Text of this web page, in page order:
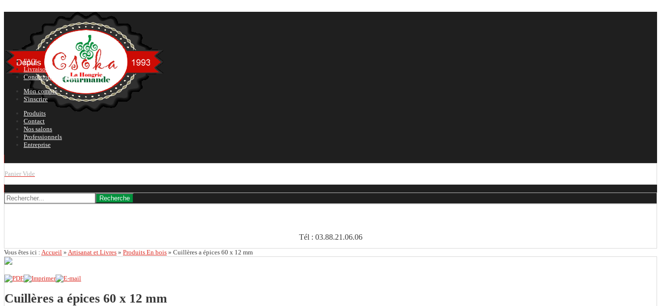
FAQ
Livraison
Conditions générales
Mon compte
S'inscrire
Produits
Contact
Nos salons
Professionnels
Entreprise
Panier Vide
Tél : 03.88.21.06.06
Vous êtes ici : Accueil » Artisanat et Livres » Produits En bois » Cuillères a épices 60 x 12 mm
Cuillères a épices 60 x 12 mm